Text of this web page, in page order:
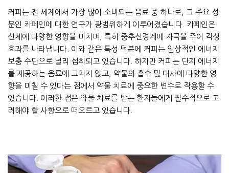
커피는 전 세계에서 가장 많이 소비되는 음료 중 하나로, 그 주요 성
분인 카페인에 대한 연구가 광범위하게 이루어졌습니다. 카페인은
신체에 다양한 영향을 미치며, 특히 중추신경계에 자극을 주어 각성
효과를 나타냅니다. 이와 같은 특성 덕분에 커피는 일상적인 에너지
보충 수단으로 널리 섭취되고 있습니다. 하지만 커피는 단지 에너지
를 제공하는 음료에 그치지 않고, 약물의 흡수 및 대사에 다양한 영
향을 미칠 수 있다는 점에서 약물 치료에 중요한 변수로 작용할 수
있습니다. 이러한 점은 약물 치료를 받는 환자들에게 필수적으로 고
려해야 할 사항으로 떠오르고 있습니다.